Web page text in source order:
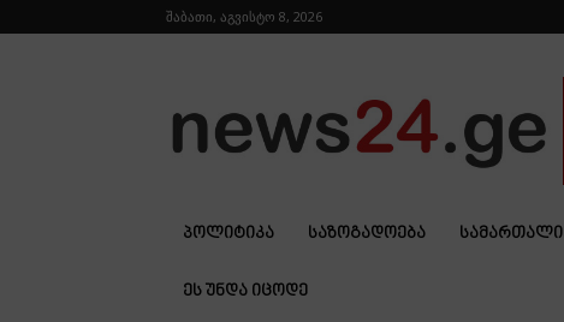
შაბათი, აგვისტო 8, 2026
ᲞᲝᲚᲘᲢᲘᲙᲐ ᲡᲐᲖᲝᲒᲐᲓᲝᲔᲑᲐ ᲡᲐᲛᲐᲠᲗᲐᲚᲘ
ᲔᲡ ᲣᲜᲓᲐ ᲘᲪᲝᲓᲔ